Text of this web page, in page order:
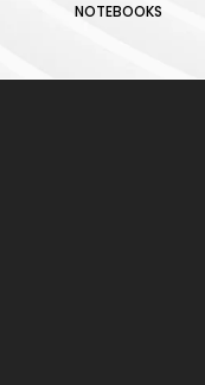
NOTEBOOKS